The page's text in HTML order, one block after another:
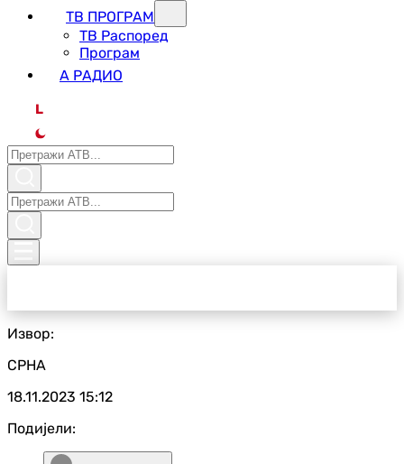
ТВ ПРОГРАМ
ТВ Распоред
Програм
А РАДИО
L
Извор:
СРНА
18.11.2023 15:12
Подијели: